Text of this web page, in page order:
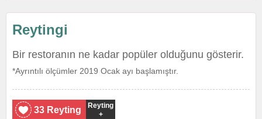
Reytingi
Bir restoranın ne kadar popüler olduğunu gösterir.
*Ayrıntılı ölçümler 2019 Ocak ayı başlamıştır.
33 Reyting
Reyting
+